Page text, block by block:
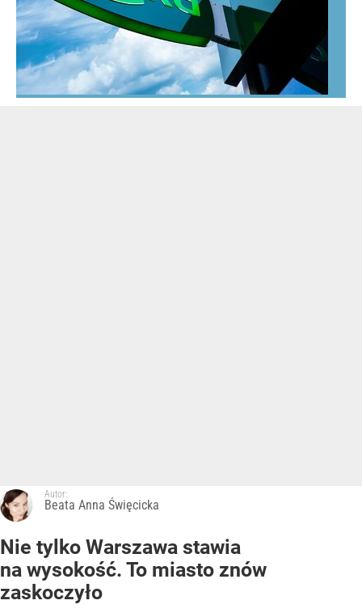
Autor:
Beata Anna Święcicka
Nie tylko Warszawa stawia
na wysokość. To miasto znów
zaskoczyło